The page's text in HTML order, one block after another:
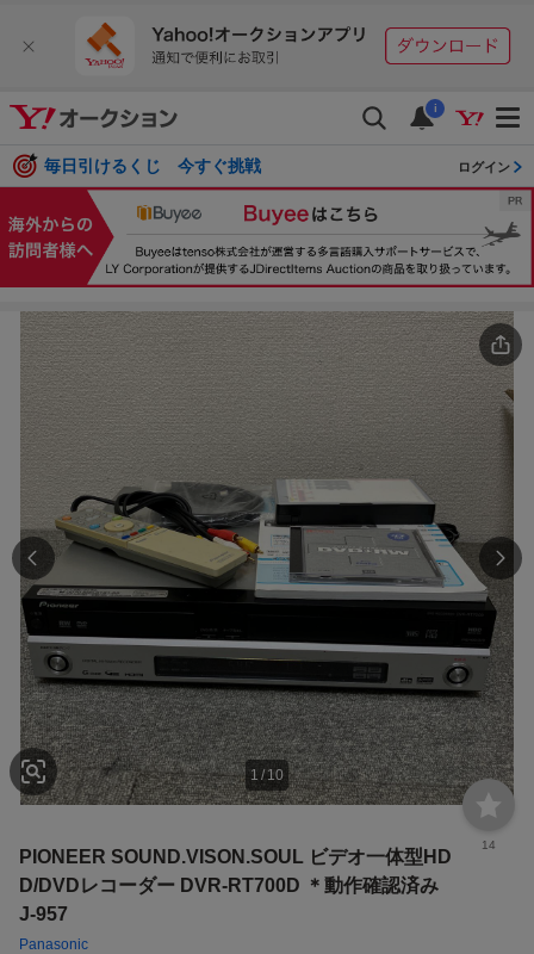
i
毎日引けるくじ 今すぐ挑戦 ログイン
1 / 10
14
PIONEER SOUND.VISON.SOUL ビデオ一体型HD
D/DVDレコーダー DVR-RT700D ＊動作確認済み
J-957
Panasonic